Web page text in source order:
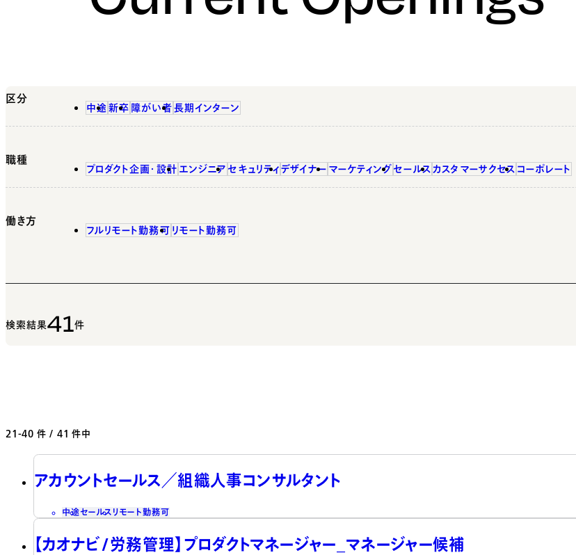
区分
中途 新卒 障がい者 長期インターン
職種
プロダクト企画・設計 エンジニア セキュリティ デザイナー マーケティング セールス カスタマーサクセス コーポレート
働き方
フルリモート勤務可 リモート勤務可
検索結果41件
21-40 件 / 41 件中
アカウントセールス／組織人事コンサルタント
中途セールス リモート勤務可
【カオナビ/労務管理】プロダクトマネージャー_マネージャー候補